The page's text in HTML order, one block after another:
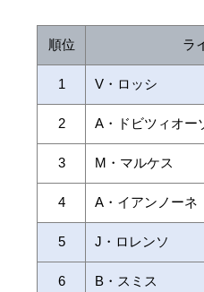
順位 ラ
1 V・ロッシ
2 A・ドビツィオー
3 M・マルケス
4 A・イアンノーネ
5 J・ロレンソ
6 B・スミス